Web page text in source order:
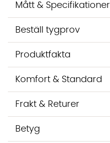
Mått & Specifikationer
Beställ tygprov
Produktfakta
Komfort & Standard
Frakt & Returer
Betyg